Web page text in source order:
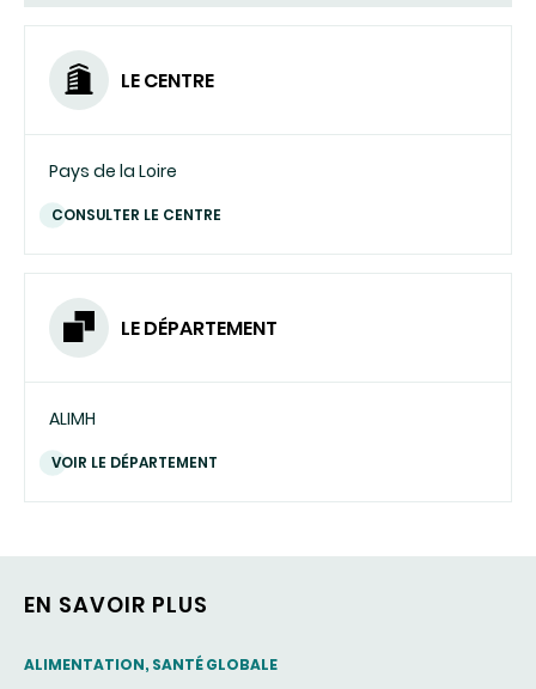
COURRIEL)
LE CENTRE
Pays de la Loire
CONSULTER LE CENTRE
LE DÉPARTEMENT
ALIMH
VOIR LE DÉPARTEMENT
EN SAVOIR PLUS
THEMATIC
ALIMENTATION, SANTÉ GLOBALE